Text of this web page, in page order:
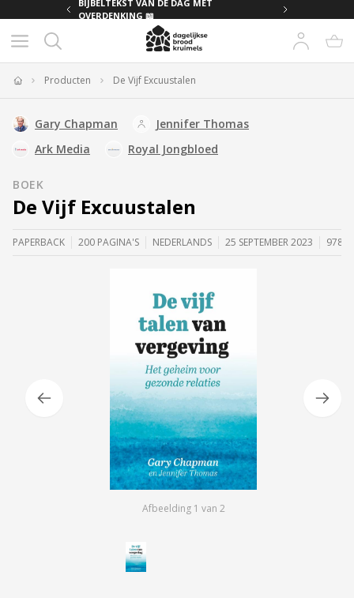
BIJBELTEKST VAN DE DAG MET
OVERDENKING 📖
Producten De Vijf Excuustalen
Gary Chapman
Jennifer Thomas
Ark Media
Royal Jongbloed
BOEK
De Vijf Excuustalen
PAPERBACK 200 PAGINA'S NEDERLANDS 25 SEPTEMBER 2023
Afbeelding 1 van 2